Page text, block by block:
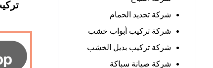
شركة تجديد الحمام
شركة تركيب أبواب خشب
شركة تركيب بديل الخشب
شركة صيانة سباكة